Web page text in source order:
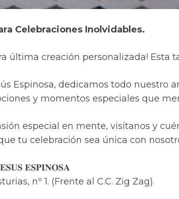
Celebraciones Inolvidables.
última creación personalizada!
Espinosa, dedicamos todo nuestro
y momentos especiales que
especial en mente, visítanos y
tu celebración sea única con
𝐄𝐒𝐏𝐈𝐍𝐎𝐒𝐀
nº 1. (Frente al C.C. Zig Zag).